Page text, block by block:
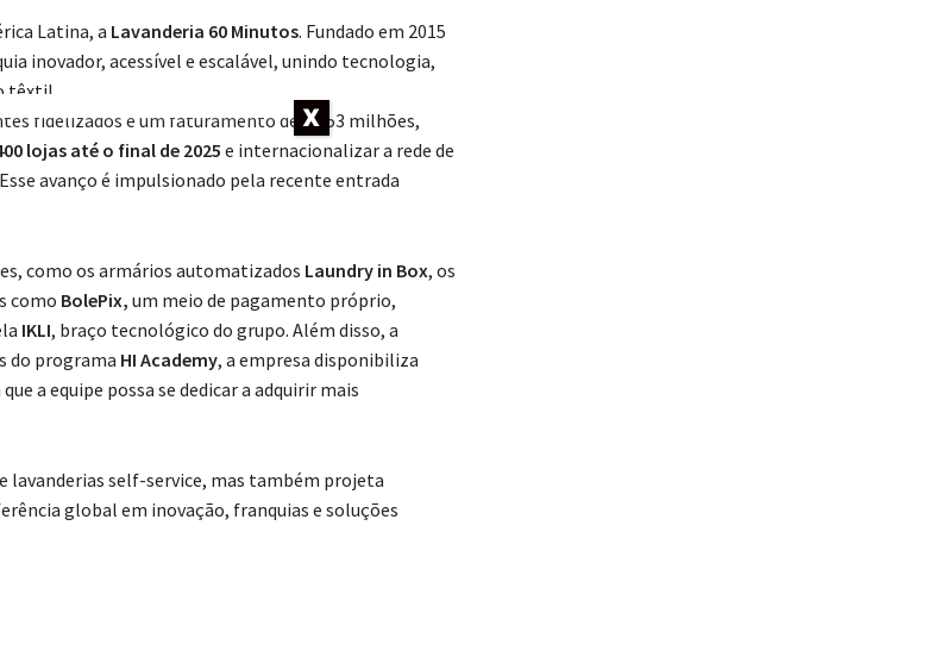
Latina, a Lavanderia 60 Minutos. Fundado em 2015
inovador, acessível e escalável, unindo tecnologia,
têxtil.
fidelizados e um faturamento de R$ 53 milhões,
lojas até o final de 2025 e internacionalizar a rede de
avanço é impulsionado pela recente entrada
como os armários automatizados Laundry in Box, os
como BolePix, um meio de pagamento próprio,
IKLI, braço tecnológico do grupo. Além disso, a
do programa HI Academy, a empresa disponibiliza
a equipe possa se dedicar a adquirir mais
lavanderias self-service, mas também projeta
global em inovação, franquias e soluções